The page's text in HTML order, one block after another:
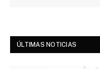
ÚLTIMAS NOTICIAS